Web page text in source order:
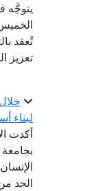
يتوجَّه
تُعقد
تعزيز
لبناء
أكدت
الحد